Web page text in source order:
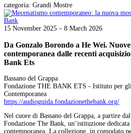
categoria: Grandi Mostre
15 November 2025 – 8 March 2026
Da Gonzalo Borondo a He Wei.
contemporanea dalle recenti
Bank Ets
Bassano del Grappa
Fondazione THE BANK ETS - Istituto per
Contemporanea
https://audioguida.fondazionethebank.org/
Nel cuore di Bassano del Grappa, a partire
Fondazione The Bank, un’istituzione
contemporanea. La collezione, in comodato